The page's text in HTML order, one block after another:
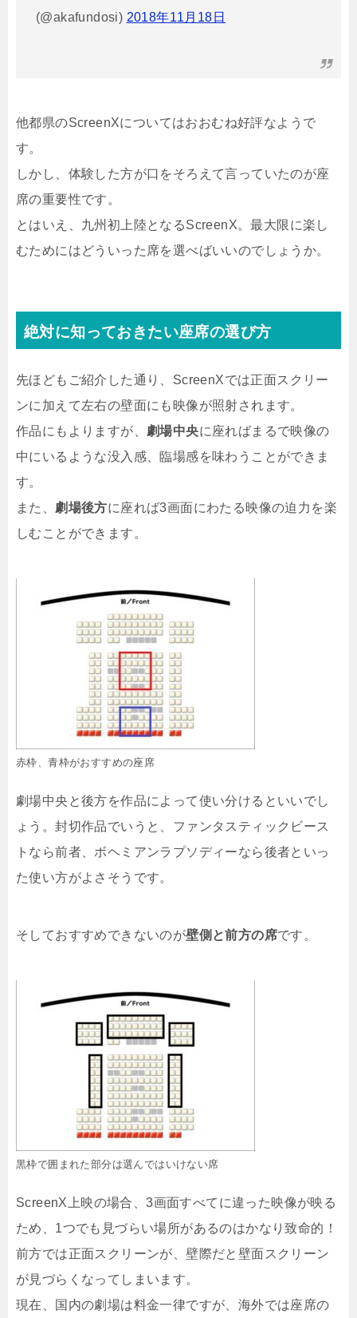
(@akafundosi) 2018年11月18日
他都県のScreenXについてはおおむね好評なようで
す。
しかし、体験した方が口をそろえて言っていたのが座
席の重要性です。
とはいえ、九州初上陸となるScreenX。最大限に楽し
むためにはどういった席を選べばいいのでしょうか。
絶対に知っておきたい座席の選び方
先ほどもご紹介した通り、ScreenXでは正面スクリー
ンに加えて左右の壁面にも映像が照射されます。
作品にもよりますが、 劇場中央に座ればまるで映像の
中にいるような没入感、臨場感を味わうことができま
す。
また、 劇場後方に座れば3画面にわたる映像の迫力を楽
しむことができます。
赤枠、青枠がおすすめの座席
劇場中央と後方を作品によって使い分けるといいでし
ょう。封切作品でいうと、ファンタスティックビース
トなら前者、ボヘミアンラプソディーなら後者といっ
た使い方がよさそうです。
そしておすすめできないのが壁側と前方の席です。
黒枠で囲まれた部分は選んではいけない席
ScreenX上映の場合、3画面すべてに違った映像が映る
ため、1つでも見づらい場所があるのはかなり致命的！
前方では正面スクリーンが、壁際だと壁面スクリーン
が見づらくなってしまいます。
現在、国内の劇場は料金一律ですが、海外では座席の